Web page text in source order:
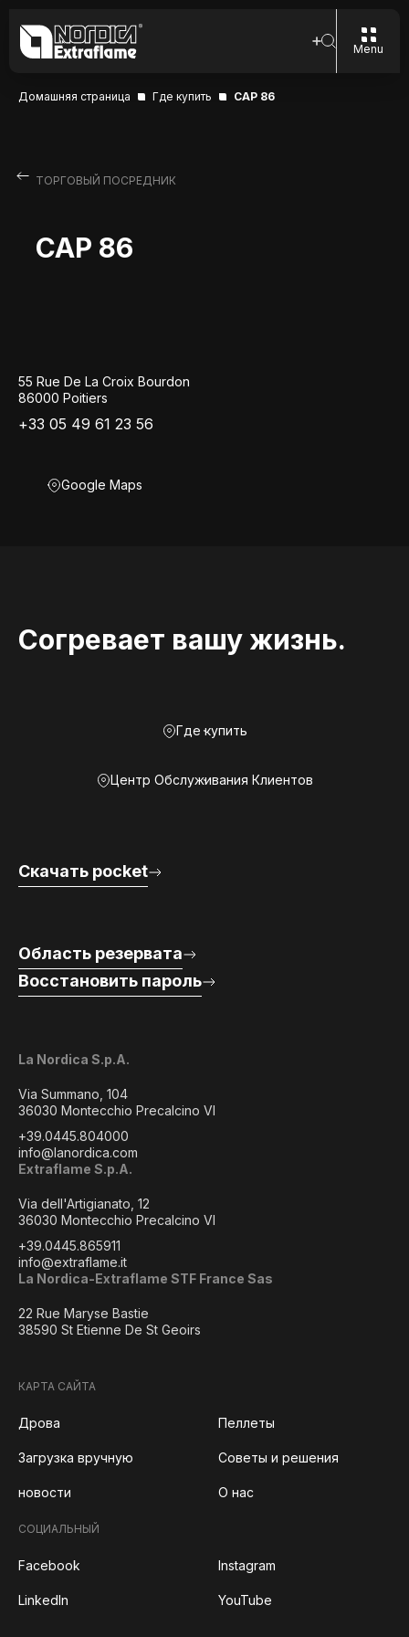
Menu
Домашняя страница Где купить CAP 86
ТОРГОВЫЙ ПОСРЕДНИК
CAP 86
55 Rue De La Croix Bourdon
86000 Poitiers
+33 05 49 61 23 56
Google Maps
Согревает вашу жизнь.
Где купить
Центр Обслуживания Клиентов
La Nordica S.p.A.
Via Summano, 104
36030 Montecchio Precalcino VI
+39.0445.804000
info@lanordica.com
Extraflame S.p.A.
Via dell'Artigianato, 12
36030 Montecchio Precalcino VI
+39.0445.865911
info@extraflame.it
La Nordica-Extraflame STF France Sas
22 Rue Maryse Bastie
38590 St Etienne De St Geoirs
Скачать pocket
Область резервата
Восстановить пароль
КАРТА САЙТА
Дрова Пеллеты
Загрузка вручную Советы и решения
новости О нас
СОЦИАЛЬНЫЙ
Facebook Instagram
LinkedIn YouTube